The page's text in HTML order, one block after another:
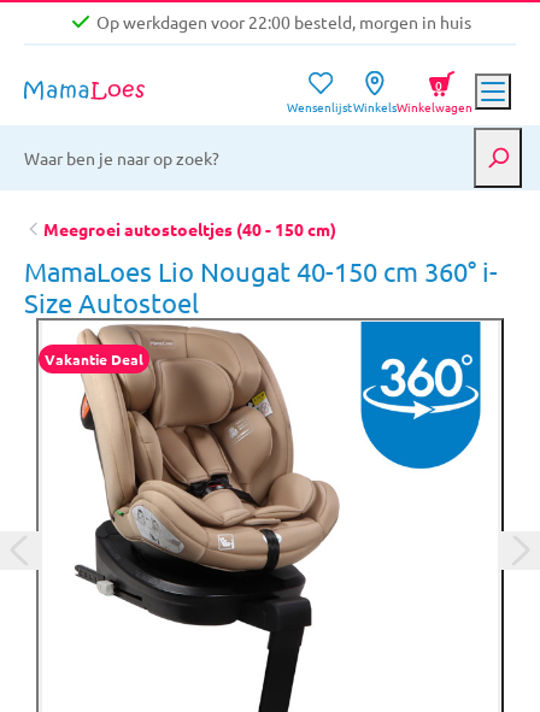
Op werkdagen voor 22:00 besteld, morgen in huis
Gratis verzending vanaf €39,-
Op werkdagen voor 22:00 besteld, morgen in huis
WensenlijstWinkelsWinkelwagen
0
Meegroei autostoeltjes (40 - 150 cm)
MamaLoes Lio Nougat 40-150 cm 360° i-
Size Autostoel
Vakantie Deal